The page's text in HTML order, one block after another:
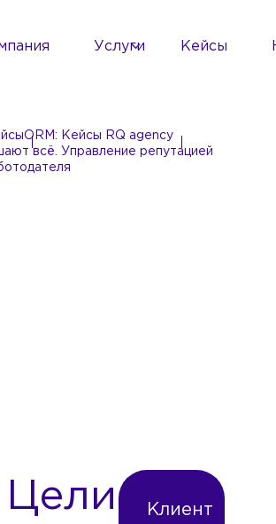
Услуги Кейсы
ORM: Кейсы RQ agency
всё. Управление репутацией
Цели иКлиент